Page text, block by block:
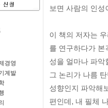
경영
계발
보면 사람의 인성
이 책의 저자는
를 연구하다가 본
성을 얼마나 파악
그 논리가 나름
성향인지 파악해
편인데, 내 필체